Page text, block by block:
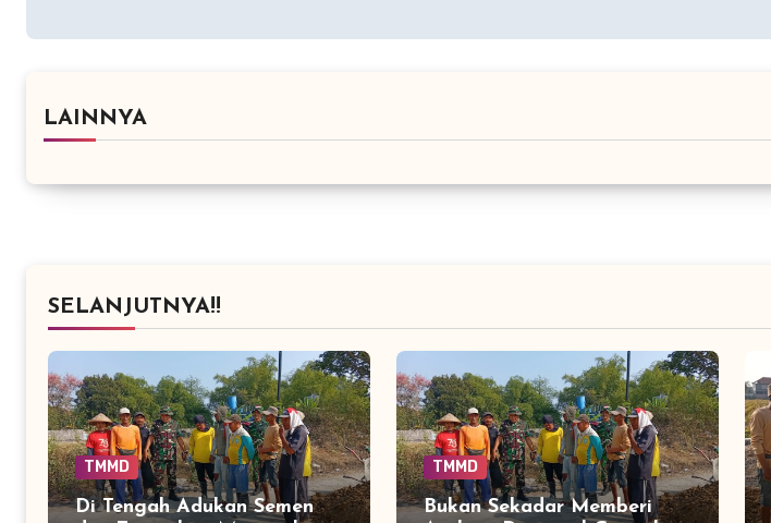
LAINNYA
SELANJUTNYA!!
TMMD
Di Tengah Adukan Semen
TMMD
Bukan Sekadar Memberi